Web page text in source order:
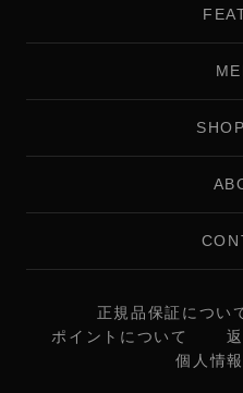
正規品保証につい
ポイントについて
個人情